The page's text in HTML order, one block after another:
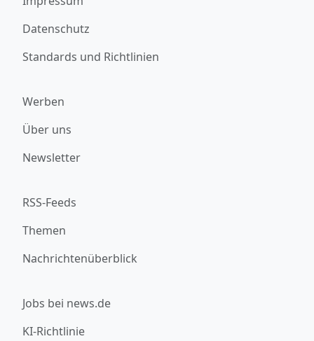
Datenschutz
Standards und Richtlinien
Werben
Über uns
Newsletter
RSS-Feeds
Themen
Nachrichtenüberblick
Jobs bei news.de
KI-Richtlinie